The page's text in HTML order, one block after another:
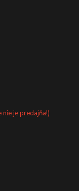
nie je predajňa!)